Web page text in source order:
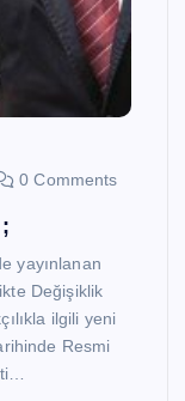
0 Comments
yayınlanan
Değişiklik
ilgili yeni
Resmi